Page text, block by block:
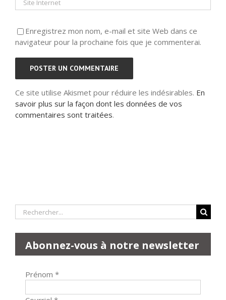
Enregistrez mon nom, e-mail et site Web dans ce
navigateur pour la prochaine fois que je commenterai.
Ce site utilise Akismet pour réduire les indésirables. En
savoir plus sur la façon dont les données de vos
commentaires sont traitées.
Rechercher:
Abonnez-vous à notre newsletter
Prénom *